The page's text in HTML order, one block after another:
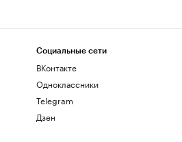
Социальные сети
ВКонтакте
Одноклассники
Telegram
Дзен